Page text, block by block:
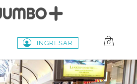
INGRESAR 0